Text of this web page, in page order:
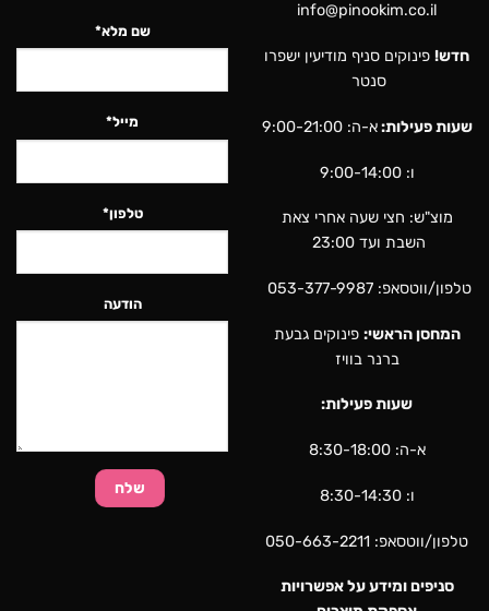
info@pinookim.co.il
חדש! פינוקים סניף מודיעין ישפרו
סנטר
שעות פעילות:א-ה: 9:00-21:00
ו: 9:00-14:00
מוצ"ש: חצי שעה אחרי צאת
השבת ועד 23:00
טלפון/ווטסאפ:053-377-9987
המחסן הראשי: פינוקים גבעת
ברנר בוויז
שעות פעילות:
א-ה: 8:30-18:00
ו: 8:30-14:30
טלפון/ווטסאפ: 050-663-2211
סניפים ומידע על אפשרויות
שם מלא*
מייל*
טלפון*
הודעה